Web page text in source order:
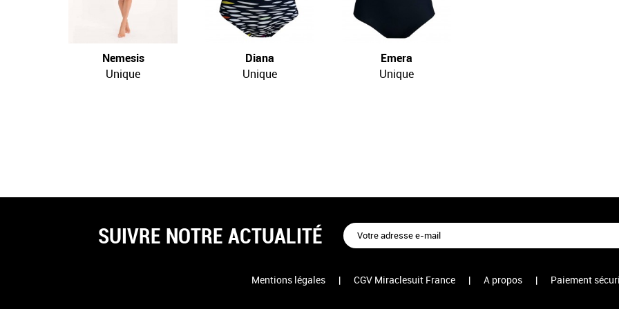
Nemesis
Unique
Diana
Unique
Emera
Unique
SUIVRE NOTRE ACTUALITÉ
Mentions légales | CGV Miraclesuit France | A propos | Paiement